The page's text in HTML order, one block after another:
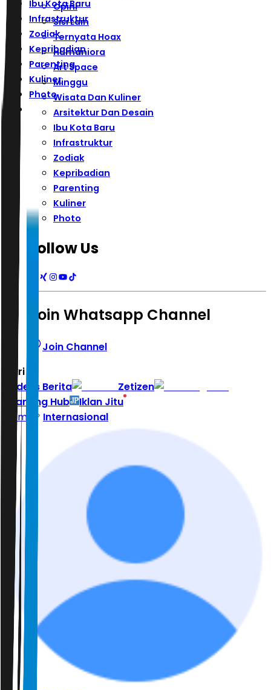
Ibu Kota Baru
Infrastruktur
Zodiak
Kepribadian
Parenting
Kuliner
Photo
Opini
Sisi Lain
Ternyata Hoax
Humaniora
Art Space
Minggu
Wisata Dan Kuliner
Arsitektur Dan Desain
Ibu Kota Baru
Infrastruktur
Zodiak
Kepribadian
Parenting
Kuliner
Photo
Follow Us
Join Whatsapp Channel
Join Channel
Hari ini
Indeks Berita
Zetizen
Learning Hub
Iklan Jitu
Home
Internasional